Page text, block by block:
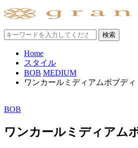
Home
スタイル
BOB MEDIUM
ワンカールミディアムボブディ
BOB
ワンカールミディアム